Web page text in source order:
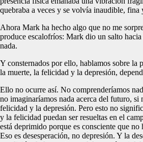
quebraba a veces y se volvía inaudible, fina
Ahora Mark ha hecho algo que no me
produce escalofríos: Mark dio un salto
nada.
Y consternados por ello, hablamos sobre la
la muerte, la felicidad y la depresión,
Ello no ocurre así. No comprenderíamos
no imaginaríamos nada acerca del futuro, si
felicidad y la depresión. Pero esto no
y la felicidad puedan ser resueltas en el
está deprimido porque es consciente que no
Eso es desesperación, no depresión. Y la